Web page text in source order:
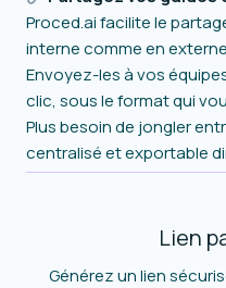
Proced.ai facilite le
interne comme en
Envoyez-les à vos
clic, sous le format qui
Plus besoin de jongler
centralisé et exportable
Lien
Générez un lien